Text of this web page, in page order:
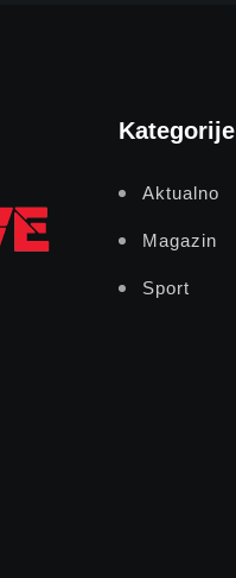
Kategorije
Aktualno
Magazin
Sport